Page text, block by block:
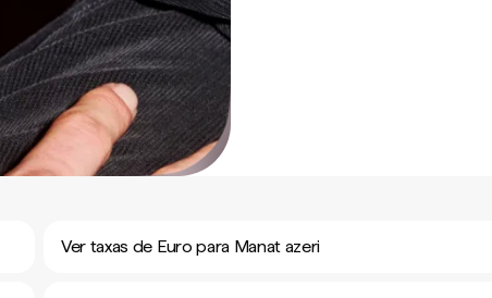
Ver taxas de Euro para Manat azeri